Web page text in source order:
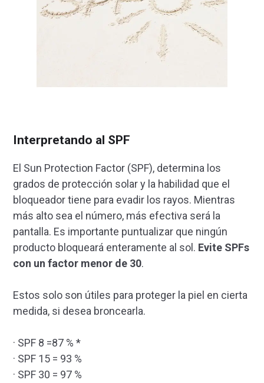
Interpretando al SPF
El Sun Protection Factor (SPF), determina los
grados de protección solar y la habilidad que el
bloqueador tiene para evadir los rayos. Mientras
más alto sea el número, más efectiva será la
pantalla. Es importante puntualizar que ningún
producto bloqueará enteramente al sol. Evite SPFs
con un factor menor de 30.
Estos solo son útiles para proteger la piel en cierta
medida, si desea broncearla.
· SPF 8 =87 % *
· SPF 15 = 93 %
· SPF 30 = 97 %